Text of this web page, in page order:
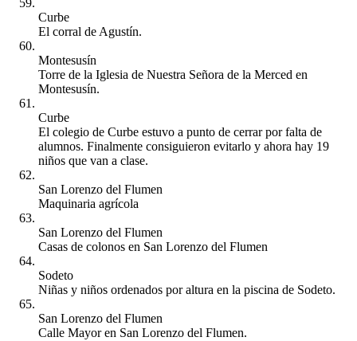
Curbe
El corral de Agustín.
Montesusín
Torre de la Iglesia de Nuestra Señora de la Merced en
Montesusín.
Curbe
El colegio de Curbe estuvo a punto de cerrar por falta de
alumnos. Finalmente consiguieron evitarlo y ahora hay 19
niños que van a clase.
San Lorenzo del Flumen
Maquinaria agrícola
San Lorenzo del Flumen
Casas de colonos en San Lorenzo del Flumen
Sodeto
Niñas y niños ordenados por altura en la piscina de Sodeto.
San Lorenzo del Flumen
Calle Mayor en San Lorenzo del Flumen.